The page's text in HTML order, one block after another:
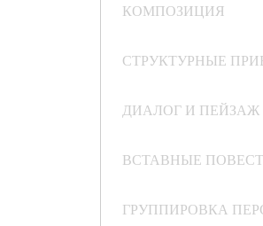
КОМПОЗИЦИЯ
СТРУКТУРНЫЕ
ДИАЛОГ И ПЕЙЗАЖ
ВСТАВНЫЕ
ГРУППИРОВКА